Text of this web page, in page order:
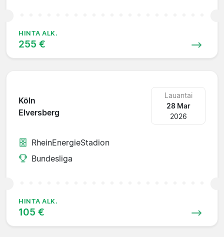
HINTA ALK.
255 €
Köln
Elversberg
Lauantai
28 Mar
2026
RheinEnergieStadion
Bundesliga
HINTA ALK.
105 €